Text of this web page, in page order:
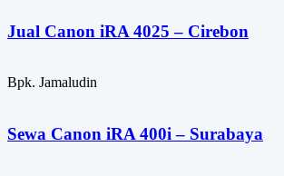
Jual Canon iRA 4025 – Cirebon
Bpk. Jamaludin
Sewa Canon iRA 400i – Surabaya